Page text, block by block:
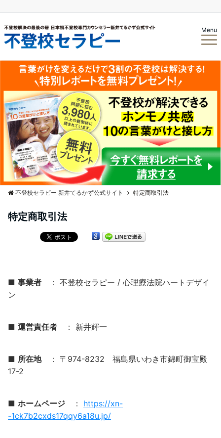
Menu
不登校セラピー 新井てるかず公式サイト 特定商取引法
特定商取引法
■ 事業者
： 不登校セラピー / 心理療法院ハートデザイ
ン
■ 運営責任者 ： 新井輝一
■ 所在地
： 〒974-8232 福島県いわき市錦町御宝殿
17-2
■ ホームページ ： https://xn-
-1ck7b2cxds17qqy6a18u.jp/